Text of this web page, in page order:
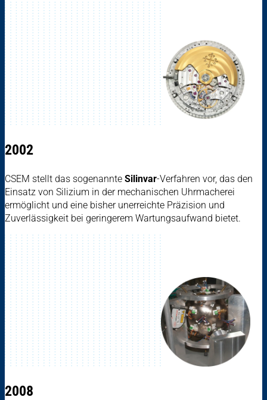
2002
CSEM stellt das sogenannte Silinvar-Verfahren vor, das den
Einsatz von Silizium in der mechanischen Uhrmacherei
ermöglicht und eine bisher unerreichte Präzision und
Zuverlässigkeit bei geringerem Wartungsaufwand bietet.
2008